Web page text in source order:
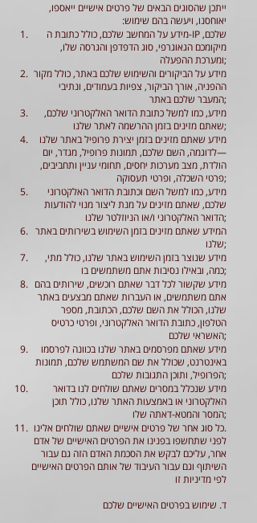
ייתכן שהסוגים הבאים של פרטים אישיים ייאספו,
יאוחסנו, ויעשה בהם שימוש:
מידע על המחשב שלכם, כולל כתובת ה-IP שלכם,
מיקומכם הגאוגרפי, סוג הדפדפן והגרסה שלו,
ומערכת ההפעלה;
מידע על הביקורים והשימוש שלכם באתר, כולל מקור
ההפניה, אורך הביקור, צפיות בעמודים, ונתיבי
המעבר שלכם באתר;
מידע, כמו למשל כתובת הדואר האלקטרוני שלכם,
שאתם מזינים בזמן ההרשמה לאתר שלנו;
מידע שאתם מזינים בזמן יצירת פרופיל באתר שלנו
—לדוגמה, השם שלכם, תמונות פרופיל, מגדר, יום
הולדת, מצב מערכות יחסים, תחומי עניין ותחביבים,
פרטי השכלה, ופרטי תעסוקה;
מידע, כמו למשל השם וכתובת הדואר האלקטרוני
שלכם, שאתם מזינים על מנת ליצור מנוי להודעות
הדואר האלקטרוני ו/או הניוזלטר שלנו;
המידע שאתם מזינים בזמן השימוש בשירותים באתר
שלנו;
מידע שנוצר בזמן השימוש באתר שלנו, כולל מתי,
כמה, ובאילו נסיבות אתם משתמשים בו;
מידע שקשור לכל דבר שאתם רוכשים, שירותים בהם
אתם משתמשים, או העברות שאתם מבצעים באתר
שלנו, הכולל את השם שלכם, הכתובת, מספר
הטלפון, כתובת הדואר האלקטרוני, ופרטי כרטיס
האשראי שלכם;
מידע שאתם מפרסמים באתר שלנו בכוונה לפרסמו
באינטרנט, שכולל את שם המשתמש שלכם, תמונות
הפרופיל, ותוכן התגובות שלכם;
מידע שנכלל במסרים שאתם שולחים לנו בדואר
האלקטרוני או באמצעות האתר שלנו, כולל תוכן
המסר והמטא-דאתה שלו;
כל סוג אחר של פרטים אישיים שאתם שולחים אלינו.
לפני שתחשפו בפנינו את הפרטים האישיים של אדם
אחר, עליכם לבקש את הסכמת האדם הזה גם עבור
השיתוף וגם עבור העיבוד של אותם הפרטים האישיים
לפי מדיניות זו
ד. שימוש בפרטים האישיים שלכם